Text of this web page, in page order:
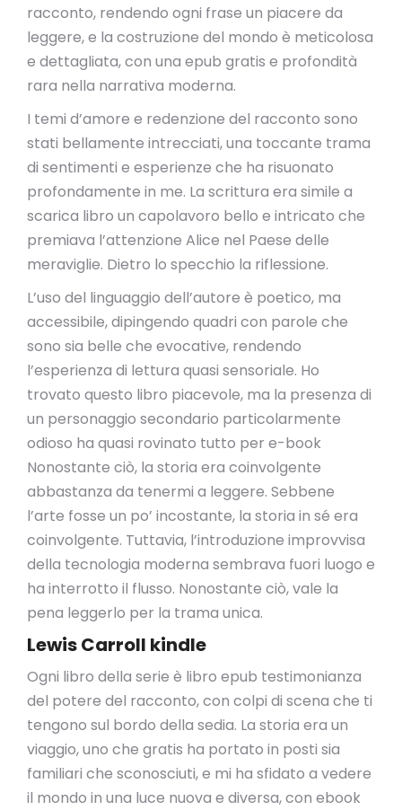
racconto, rendendo ogni frase un piacere da
leggere, e la costruzione del mondo è meticolosa
e dettagliata, con una epub gratis e profondità
rara nella narrativa moderna.
I temi d’amore e redenzione del racconto sono
stati bellamente intrecciati, una toccante trama
di sentimenti e esperienze che ha risuonato
profondamente in me. La scrittura era simile a
scarica libro un capolavoro bello e intricato che
premiava l’attenzione Alice nel Paese delle
meraviglie. Dietro lo specchio la riflessione.
L’uso del linguaggio dell’autore è poetico, ma
accessibile, dipingendo quadri con parole che
sono sia belle che evocative, rendendo
l’esperienza di lettura quasi sensoriale. Ho
trovato questo libro piacevole, ma la presenza di
un personaggio secondario particolarmente
odioso ha quasi rovinato tutto per e-book
Nonostante ciò, la storia era coinvolgente
abbastanza da tenermi a leggere. Sebbene
l’arte fosse un po’ incostante, la storia in sé era
coinvolgente. Tuttavia, l’introduzione improvvisa
della tecnologia moderna sembrava fuori luogo e
ha interrotto il flusso. Nonostante ciò, vale la
pena leggerlo per la trama unica.
Lewis Carroll kindle
Ogni libro della serie è libro epub testimonianza
del potere del racconto, con colpi di scena che ti
tengono sul bordo della sedia. La storia era un
viaggio, uno che gratis ha portato in posti sia
familiari che sconosciuti, e mi ha sfidato a vedere
il mondo in una luce nuova e diversa, con ebook